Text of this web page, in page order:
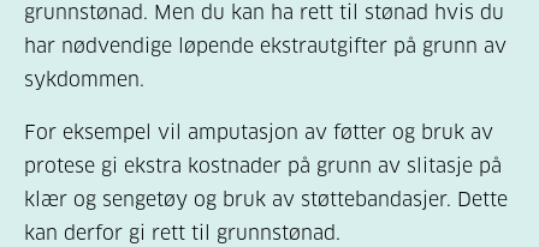
grunnstønad. Men du kan ha rett til stønad hvis du
har nødvendige løpende ekstrautgifter på grunn av
sykdommen.
For eksempel vil amputasjon av føtter og bruk av
protese gi ekstra kostnader på grunn av slitasje på
klær og sengetøy og bruk av støttebandasjer. Dette
kan derfor gi rett til grunnstønad.